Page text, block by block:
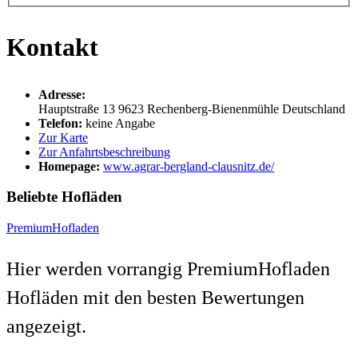
Kontakt
Adresse:
Hauptstraße 13 9623 Rechenberg-Bienenmühle Deutschland
Telefon: keine Angabe
Zur Karte
Zur Anfahrtsbeschreibung
Homepage: www.agrar-bergland-clausnitz.de/
Beliebte Hofläden
PremiumHofladen
Hier werden vorrangig PremiumHofladen
Hofläden mit den besten Bewertungen
angezeigt.